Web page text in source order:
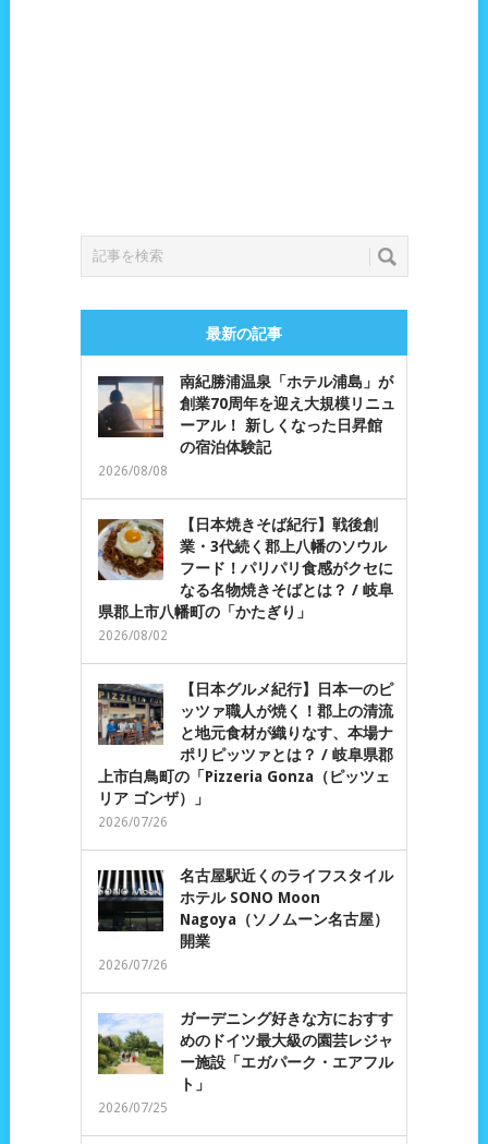
最新の記事
南紀勝浦温泉「ホテル浦島」が
創業70周年を迎え大規模リニュ
ーアル！ 新しくなった日昇館
の宿泊体験記
2026/08/08
【日本焼きそば紀行】戦後創
業・3代続く郡上八幡のソウル
フード！パリパリ食感がクセに
なる名物焼きそばとは？ / 岐阜
県郡上市八幡町の「かたぎり」
2026/08/02
【日本グルメ紀行】日本一のピ
ッツァ職人が焼く！郡上の清流
と地元食材が織りなす、本場ナ
ポリピッツァとは？ / 岐阜県郡
上市白鳥町の「Pizzeria Gonza（ピッツェ
リア ゴンザ）」
2026/07/26
名古屋駅近くのライフスタイル
ホテル SONO Moon
Nagoya（ソノムーン名古屋）
開業
2026/07/26
ガーデニング好きな方におすす
めのドイツ最大級の園芸レジャ
ー施設「エガパーク・エアフル
ト」
2026/07/25